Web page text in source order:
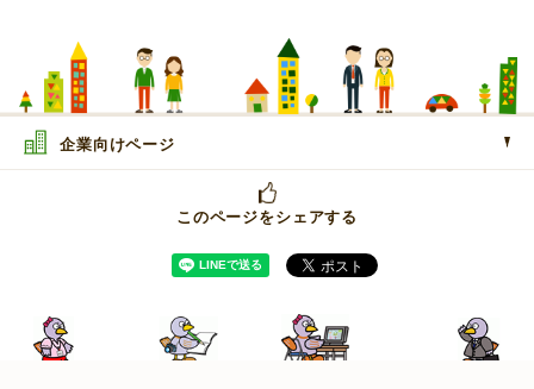
企業向けページ
このページをシェアする